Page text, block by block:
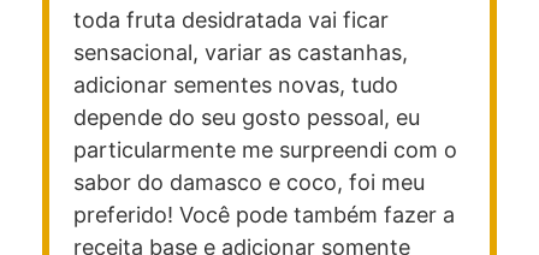
toda fruta desidratada vai ficar
sensacional, variar as castanhas,
adicionar sementes novas, tudo
depende do seu gosto pessoal, eu
particularmente me surpreendi com o
sabor do damasco e coco, foi meu
preferido! Você pode também fazer a
receita base e adicionar somente